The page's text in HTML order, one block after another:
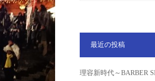
最近の投稿
理容新時代～BARBER